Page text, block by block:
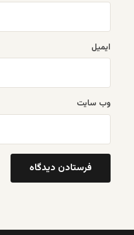
ایمیل
وب‌ سایت